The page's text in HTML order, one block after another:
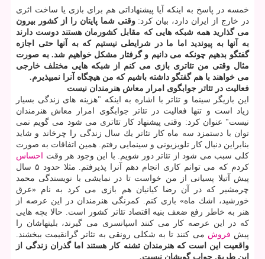
خمسه در پاسخ به اینكه آیا پیشنهاداتی هم برای بازی یا ساخت اثری
در خارج از ایران دارد، بیان كرد:وقتی شما پایتان را از كشور بیرون
می گذارید همه شبكه هایی كه مقابل كشورمان هستند دوست دارند
به آنها به پیوندید اما ما در شرایطی نیستیم كه به آنها حتی اجازه
گفتگو بدهیم چونكه می دانیم و گرفتار مشكل خواهیم شد. به صورت
مثال وقتی من تئاتری بازی می كنم از شبكه هایی مختلف خارجی
می خواهند با هم گفتگو داشته باشیم كه من هیچگاه آنرا نمیپذیرم.
فعالیت در تئاتر جوابگوی امرار معاش هنرمندان نیست
این بازیگر سینما و تئاتر با اشاره به اینكه "هزینه های زندگی بسیار
زیاد است و تنها فعالیت در تئاتر جوابگوی امرار معاش هنرمندان
نیست" عنوان كرد: وقتی پیشنهاد كار تئاتری می شود می گویم نمی
توان با دستمزد سه ماه كار تئاتر یك سال زندگی را چرخاند و شاید
بنابراین دنبال كار تلویزیونی و سینمایی رفتم. همین اتفاقات به صورت
كلی سبب می شود از تئاتر دور شویم. با این وجود هر وقت
احساس
كردم كه می توانم كاری انجام دهم آنرا پذیرفتم. مثلا حدود ۵ سال
پیش آتیلا پسیانی از من خواست تا در نمایشی با نویسندگی محمد
چرمشیر كه در آن رضا كیانیان هم بازی می كرد به نام «عرق
خورشید، اشك ماه» بازی كنم. كمرنگی هنرمندان در این عرصه از
هنر به خاطر رفع ضعف بنیه اقتصاد تئاتر كشور است. حالا بچه هایی
كه در این عرصه كار می كنند اسپانسری می گیرند، بلیتهاشان را
پیش فروش می كنند تا به شكلی رونقی به تئاتر گرانقیمت ببخشند.
واقعیت این است كه هنرمندان تشنه كار هستند اما گذران زندگی از
این طریق جواب گویشان نیست.